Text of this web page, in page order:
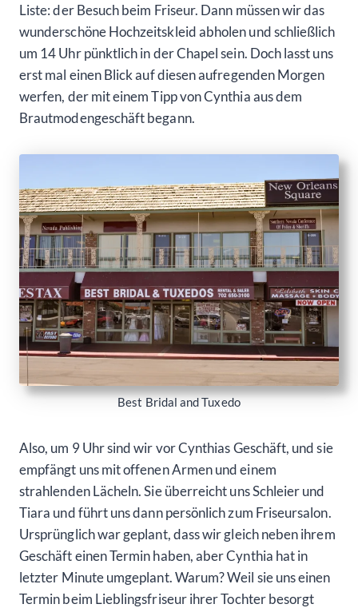
Liste: der Besuch beim Friseur. Dann müssen wir das
wunderschöne Hochzeitskleid abholen und schließlich
um 14 Uhr pünktlich in der Chapel sein. Doch lasst uns
erst mal einen Blick auf diesen aufregenden Morgen
werfen, der mit einem Tipp von Cynthia aus dem
Brautmodengeschäft begann.
Best Bridal and Tuxedo
Also, um 9 Uhr sind wir vor Cynthias Geschäft, und sie
empfängt uns mit offenen Armen und einem
strahlenden Lächeln. Sie überreicht uns Schleier und
Tiara und führt uns dann persönlich zum Friseursalon.
Ursprünglich war geplant, dass wir gleich neben ihrem
Geschäft einen Termin haben, aber Cynthia hat in
letzter Minute umgeplant. Warum? Weil sie uns einen
Termin beim Lieblingsfriseur ihrer Tochter besorgt